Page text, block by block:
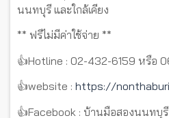
นนทบุรี และใกล้เคียง
** ฟรีไม่มีค่าใช้จ่าย **
👍Hotline : 02-432-6159 หรือ
👍website : https://
👍Facebook : บ้านมือสองนนทบุ